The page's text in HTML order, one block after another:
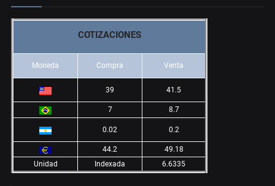
COTIZACIONES
Moneda Compra Venta
39 41.5
7 8.7
0.02 0.2
44.2
49.18
Unidad
Indexada 6.6335